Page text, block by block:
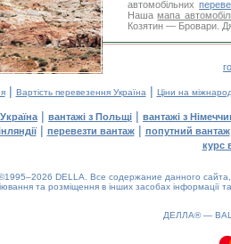
автомобільних
Нашамапа
Козятин — Бровари.
| Вартість перевезення Україна | Ціни на
| вантажі з Польщі | вантажі з
| перевезти вантаж| попутний вантаж
курс
DELLA. Все содержание данного
та розміщення в інших засобах інформації
ДЕЛЛА® —